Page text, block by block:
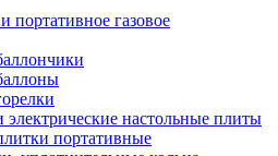
портативное газовое
электрические настольные плиты
портативные